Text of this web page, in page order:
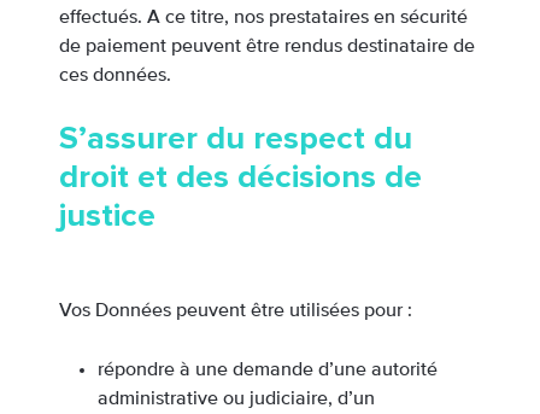
effectués. A ce titre, nos prestataires en sécurité
de paiement peuvent être rendus destinataire de
ces données.
S’assurer du respect du
droit et des décisions de
justice
Vos Données peuvent être utilisées pour :
répondre à une demande d’une autorité
administrative ou judiciaire, d’un